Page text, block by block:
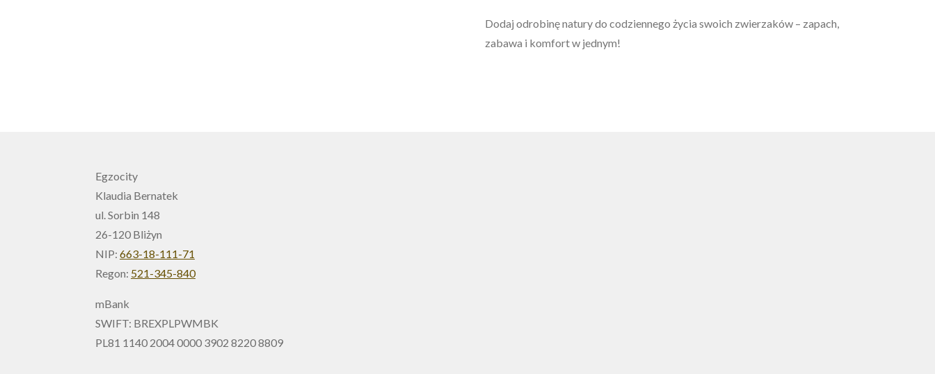
Dodaj odrobinę natury do codziennego życia swoich zwierzaków – zapach,
zabawa i komfort w jednym!
Egzocity
Klaudia Bernatek
ul. Sorbin 148
26-120 Bliżyn
NIP: 663-18-111-71
Regon: 521-345-840
mBank
SWIFT: BREXPLPWMBK
PL81 1140 2004 0000 3902 8220 8809